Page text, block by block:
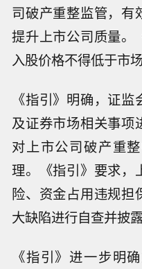
司破产重整监管，有
提升上市公司质量。
入股价格不得低于市
《指引》明确，证
及证券市场相关事项
对上市公司破产重
理。《指引》要求，
险、资金占用违规担
大缺陷进行自查并披露
《指引》进一步明